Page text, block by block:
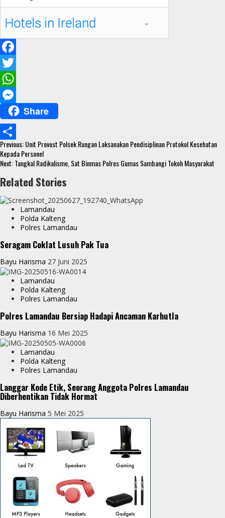
F
a
c
b
o
o
T
w
t
t
e
W
a
t
s
p
e
s
s
g
r
Share
S
h
a
r
Continue
Reading
Previous:Unit Provost Polsek Rungan Laksanakan Pendisiplinan Protokol Kesehatan
Kepada Personel
Next:Tangkal Radikalisme, Sat Binmas Polres Gumas Sambangi Tokoh Masyarakat
Related Stories
Lamandau
Polda Kalteng
Polres Lamandau
Seragam Coklat Lusuh Pak Tua
Bayu Harisma 27 Juni 2025
Lamandau
Polda Kalteng
Polres Lamandau
Polres Lamandau Bersiap Hadapi Ancaman Karhutla
Bayu Harisma 16 Mei 2025
Lamandau
Polda Kalteng
Polres Lamandau
Langgar Kode Etik, Seorang Anggota Polres Lamandau
Diberhentikan Tidak Hormat
Bayu Harisma 5 Mei 2025